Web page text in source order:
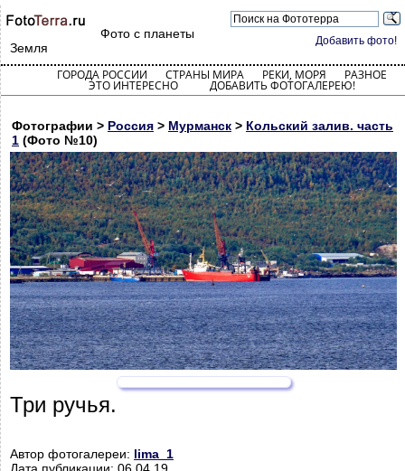
Добавить фото!
Фото с планеты
Земля
ГОРОДА РОССИИ СТРАНЫ МИРА РЕКИ, МОРЯ РАЗНОЕ
ЭТО ИНТЕРЕСНО ДОБАВИТЬ ФОТОГАЛЕРЕЮ!
Фотографии > Россия > Мурманск > Кольский залив. часть
1 (Фото №10)
Три ручья.
Автор фотогалереи: lima_1
Дата публикации: 06.04.19